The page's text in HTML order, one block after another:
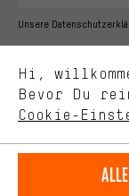
Unsere
Sprache"
VERTRAG
Hi,
Bevor Du
Cookie-
Bessere
Uns
selbst
unseres
Dein
stellen wir
können wir